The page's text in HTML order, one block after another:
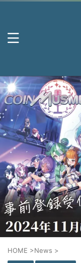
HOME >News >